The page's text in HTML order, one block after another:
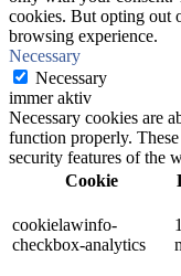
cookies. But opting out
browsing experience.
Necessary
Necessary
immer aktiv
Necessary cookies are
function properly.
security features of the
Cookie
cookielawinfo-
checkbox-analytics